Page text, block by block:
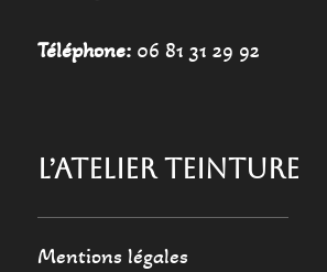
Téléphone:06 81 31 29 92
L’ATELIER TEINTURE
Mentions légales